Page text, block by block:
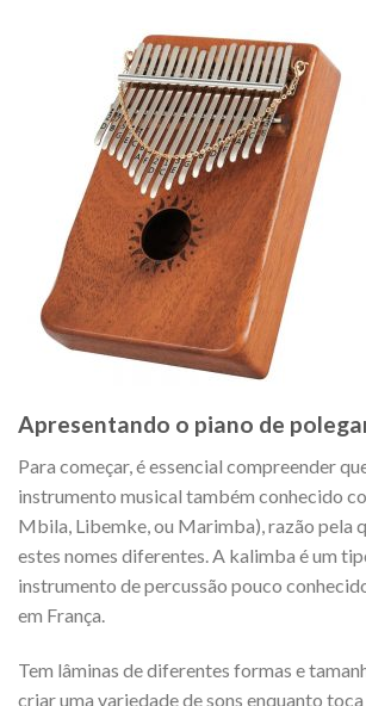
Apresentando o piano de
Para começar, é essencial compreender
instrumento musical também conhecido
Mbila, Libemke, ou Marimba), razão pela
estes nomes diferentes. A kalimba é um
instrumento de percussão pouco
em França.
Tem lâminas de diferentes formas e
criar uma variedade de sons enquanto toca